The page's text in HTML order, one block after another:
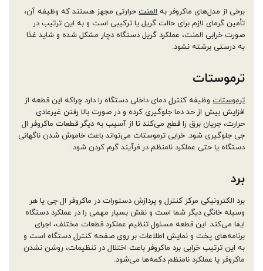
برخی از مدل‌های ماکروفر بهالمنتحرارتی مجهز هستند که وظیفه آن،
تأمین گرمای لازم برای حالت گریل یا ترکیبی است و به این ترتیب در
صورت خرابی المنت، عملکرد گریل دستگاه دچار مشکل شده و شاید غذا
به درستی برشته نشود.
ترموستات
ترموستاتوظیفه کنترل دمای داخلی دستگاه را دارد چراکه این قطعه از
افزایش بیش از حد دما جلوگیری کرده و در صورت بالا رفتن غیرعادی
حرارت، جریان برق را قطع می‌کند تا از آسیب به دیگر قطعات ماکروفر ال
جی جلوگیری شود. خرابی ترموستات می‌تواند باعث خاموش شدن ناگهانی
دستگاه یا حتی عملکرد نامنظم در فرآیند گرم کردن شود.
برد
برد الکترونیکی مرکز کنترل و پردازش دستورات در ماکروفر ال جی یا هر
وسیله خانگی دیگر شما است و نقش بسیار مهمی را در عملکرد دستگاه
ایفا می‌کند. این قطعه مسئول تنظیم عملکرد قطعات مختلف، اجرای
برنامه‌های پخت و نمایش اطلاعات بر روی صفحه کنترل دستگاه است و
به این ترتیب خرابی برد ماکروفر باعث اختلال در تنظیمات، روشن نشدن
ماکروفر یا عملکرد نامنظم دکمه‌ها می‌شود.